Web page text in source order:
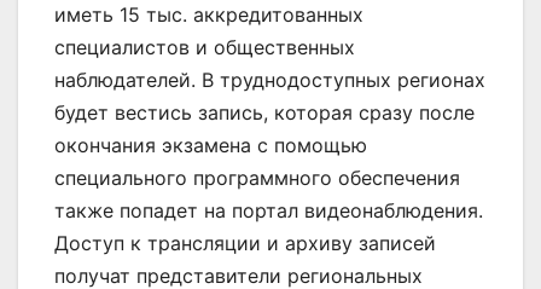
иметь 15 тыс. аккредитованных
специалистов и общественных
наблюдателей. В труднодоступных регионах
будет вестись запись, которая сразу после
окончания экзамена с помощью
специального программного обеспечения
также попадет на портал видеонаблюдения.
Доступ к трансляции и архиву записей
получат представители региональных